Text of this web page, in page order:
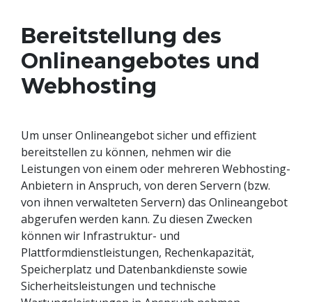
Bereitstellung des
Onlineangebotes und
Webhosting
Um unser Onlineangebot sicher und effizient
bereitstellen zu können, nehmen wir die
Leistungen von einem oder mehreren Webhosting-
Anbietern in Anspruch, von deren Servern (bzw.
von ihnen verwalteten Servern) das Onlineangebot
abgerufen werden kann. Zu diesen Zwecken
können wir Infrastruktur- und
Plattformdienstleistungen, Rechenkapazität,
Speicherplatz und Datenbankdienste sowie
Sicherheitsleistungen und technische